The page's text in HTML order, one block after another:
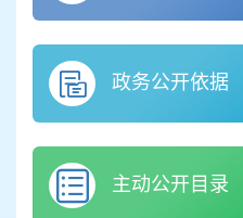
政务公开依据
主动公开目录